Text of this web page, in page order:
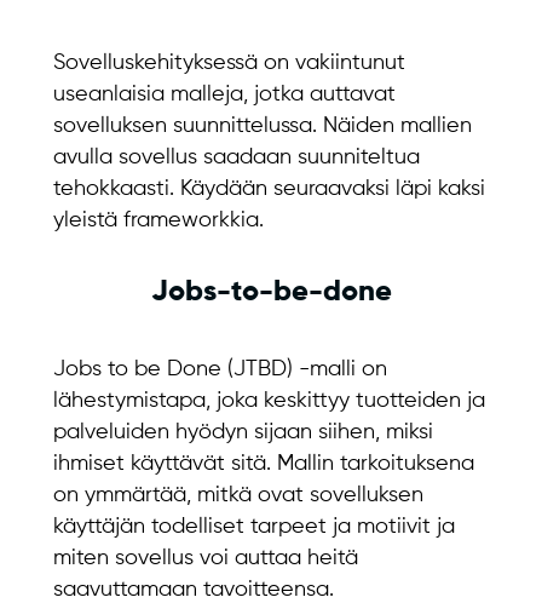
Sovelluskehityksessä on vakiintunut
useanlaisia malleja, jotka auttavat
sovelluksen suunnittelussa. Näiden mallien
avulla sovellus saadaan suunniteltua
tehokkaasti. Käydään seuraavaksi läpi kaksi
yleistä frameworkkia.
Jobs-to-be-done
Jobs to be Done (JTBD) -malli on
lähestymistapa, joka keskittyy tuotteiden ja
palveluiden hyödyn sijaan siihen, miksi
ihmiset käyttävät sitä. Mallin tarkoituksena
on ymmärtää, mitkä ovat sovelluksen
käyttäjän todelliset tarpeet ja motiivit ja
miten sovellus voi auttaa heitä
saavuttamaan tavoitteensa.